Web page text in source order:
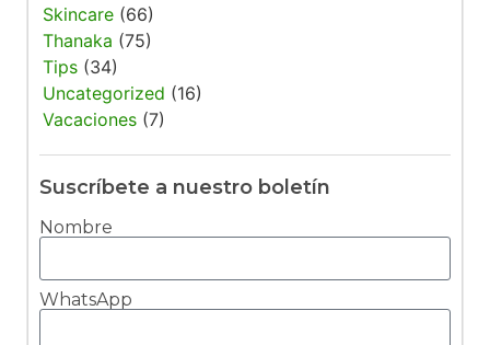
Skincare (66)
Thanaka (75)
Tips (34)
Uncategorized (16)
Vacaciones (7)
Suscríbete a nuestro boletín
Nombre
WhatsApp